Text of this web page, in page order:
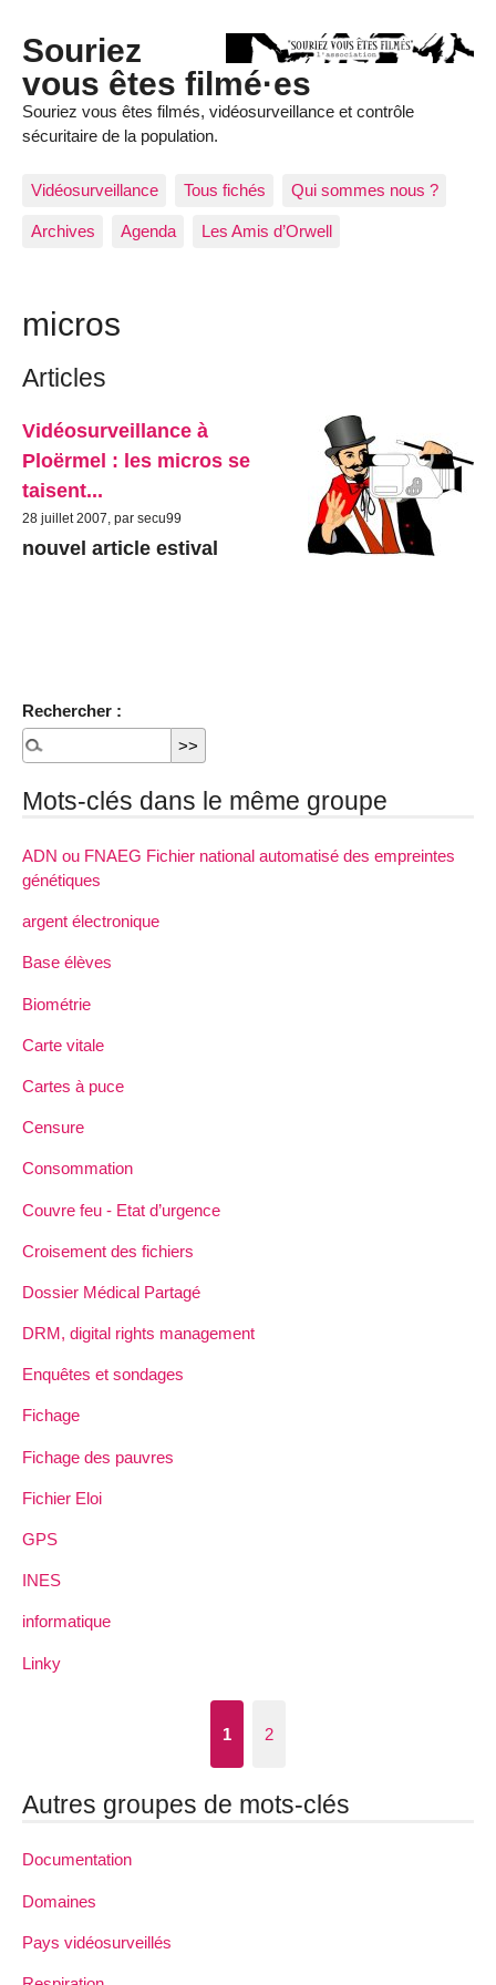
Souriez
vous êtes filmé·es
Souriez vous êtes filmés, vidéosurveillance et contrôle
sécuritaire de la population.
Vidéosurveillance Tous fichés Qui sommes nous ?
Archives Agenda Les Amis d’Orwell
micros
Articles
Vidéosurveillance à
Ploërmel : les micros se
taisent...
28 juillet 2007, par secu99
nouvel article estival
Rechercher :
Mots-clés dans le même groupe
ADN ou FNAEG Fichier national automatisé des empreintes
génétiques
argent électronique
Base élèves
Biométrie
Carte vitale
Cartes à puce
Censure
Consommation
Couvre feu - Etat d’urgence
Croisement des fichiers
Dossier Médical Partagé
DRM, digital rights management
Enquêtes et sondages
Fichage
Fichage des pauvres
Fichier Eloi
GPS
INES
informatique
Linky
1 2
Autres groupes de mots-clés
Documentation
Domaines
Pays vidéosurveillés